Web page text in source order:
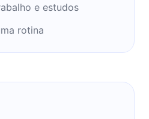
e estudos
rotina